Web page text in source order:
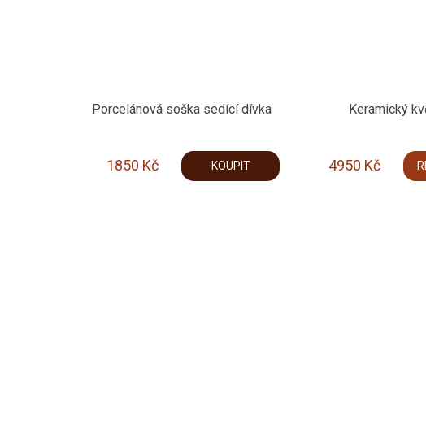
Porcelánová soška sedící dívka
1850 Kč KOUPIT
Keramický
4950 Kč